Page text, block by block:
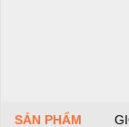
SẢN PHẨM